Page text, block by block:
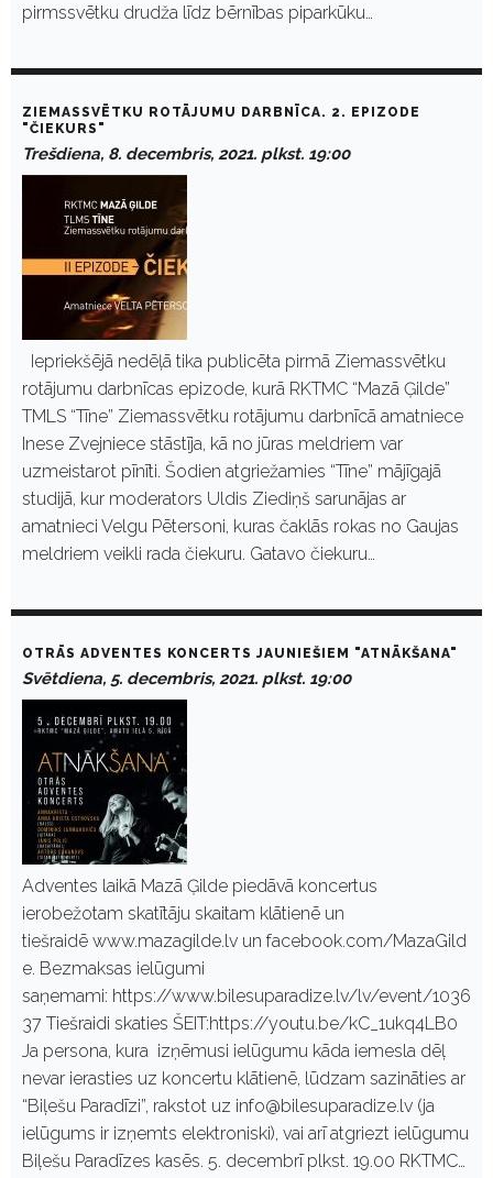
pirmssvētku drudža līdz bērnības piparkūku…
ZIEMASSVĒTKU ROTĀJUMU DARBNĪCA. 2. EPIZODE
"ČIEKURS"
Trešdiena, 8. decembris, 2021. plkst. 19:00
Iepriekšējā nedēļā tika publicēta pirmā Ziemassvētku
rotājumu darbnīcas epizode, kurā RKTMC “Mazā Ģilde”
TMLS “Tīne” Ziemassvētku rotājumu darbnīcā amatniece
Inese Zvejniece stāstīja, kā no jūras meldriem var
uzmeistarot pīnīti. Šodien atgriežamies “Tīne” mājīgajā
studijā, kur moderators Uldis Ziediņš sarunājas ar
amatnieci Velgu Pētersoni, kuras čaklās rokas no Gaujas
meldriem veikli rada čiekuru. Gatavo čiekuru…
OTRĀS ADVENTES KONCERTS JAUNIEŠIEM "ATNĀKŠANA"
Svētdiena, 5. decembris, 2021. plkst. 19:00
Adventes laikā Mazā Ģilde piedāvā koncertus
ierobežotam skatītāju skaitam klātienē un
tiešraidē www.mazagilde.lv un facebook.com/MazaGild
e. Bezmaksas ielūgumi
saņemami: https://www.bilesuparadize.lv/lv/event/1036
37 Tiešraidi skaties ŠEIT:https://youtu.be/kC_1ukq4LB0
Ja persona, kura izņēmusi ielūgumu kāda iemesla dēļ
nevar ierasties uz koncertu klātienē, lūdzam sazināties ar
“Biļešu Paradīzi”, rakstot uz info@bilesuparadize.lv (ja
ielūgums ir izņemts elektroniski), vai arī atgriezt ielūgumu
Biļešu Paradīzes kasēs. 5. decembrī plkst. 19.00 RKTMC…